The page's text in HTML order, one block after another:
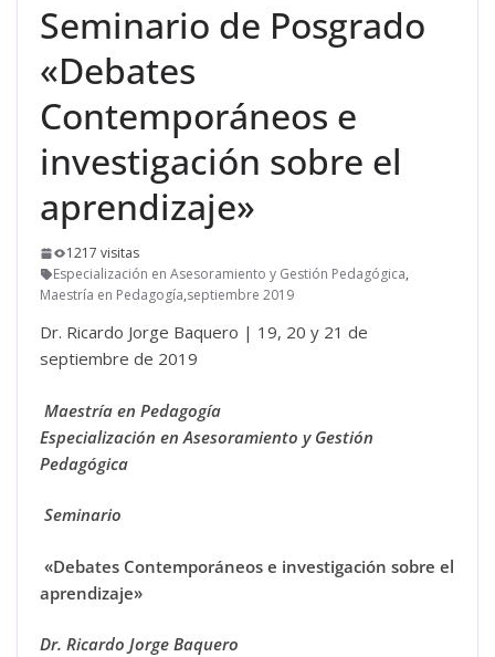
Seminario de Posgrado
«Debates
Contemporáneos e
investigación sobre el
aprendizaje»
1217 visitas
Especialización en Asesoramiento y Gestión Pedagógica,
Maestría en Pedagogía,septiembre 2019
Dr. Ricardo Jorge Baquero | 19, 20 y 21 de
septiembre de 2019
Maestría en Pedagogía
Especialización en Asesoramiento y Gestión
Pedagógica
Seminario
«Debates Contemporáneos e investigación sobre el
aprendizaje»
Dr. Ricardo Jorge Baquero